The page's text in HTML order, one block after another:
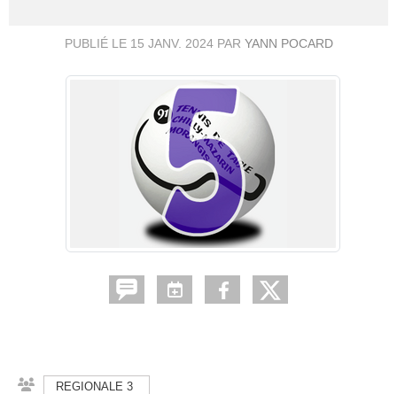
PUBLIÉ LE 15 JANV. 2024PAR YANN POCARD
REGIONALE 3